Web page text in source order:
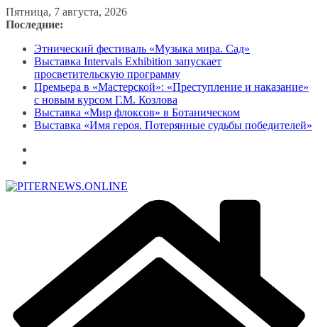
Перейти
к
Пятница, 7 августа, 2026
Последние:
Этнический фестиваль «Музыка мира. Сад»
Выставка Intervals Exhibition запускает
просветительскую программу
Премьера в «Мастерской»: «Преступление и наказание»
с новым курсом Г.М. Козлова
Выставка «Мир флоксов» в Ботаническом
Выставка «Имя героя. Потерянные судьбы победителей»